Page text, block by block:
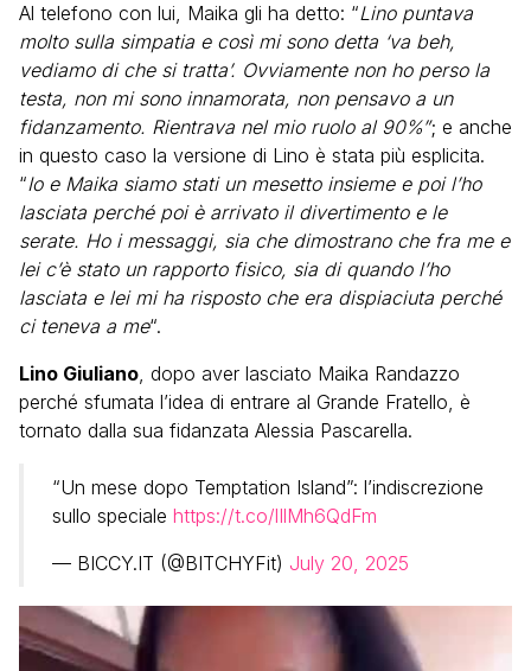
Al telefono con lui, Maika gli ha detto: “Lino puntava
molto sulla simpatia e così mi sono detta ‘va beh,
vediamo di che si tratta’. Ovviamente non ho perso la
testa, non mi sono innamorata, non pensavo a un
fidanzamento. Rientrava nel mio ruolo al 90%”; e anche
in questo caso la versione di Lino è stata più esplicita.
“Io e Maika siamo stati un mesetto insieme e poi l’ho
lasciata perché poi è arrivato il divertimento e le
serate. Ho i messaggi, sia che dimostrano che fra me e
lei c’è stato un rapporto fisico, sia di quando l’ho
lasciata e lei mi ha risposto che era dispiaciuta perché
ci teneva a me“.
Lino Giuliano, dopo aver lasciato Maika Randazzo
perché sfumata l’idea di entrare al Grande Fratello, è
tornato dalla sua fidanzata Alessia Pascarella.
“Un mese dopo Temptation Island”: l’indiscrezione
sullo speciale https://t.co/lIlMh6QdFm
— BICCY.IT (@BITCHYFit) July 20, 2025